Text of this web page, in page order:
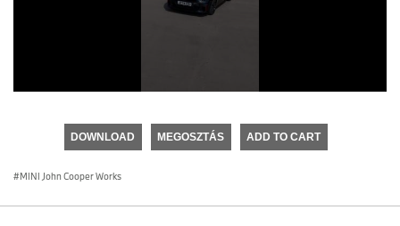
seconds
DOWNLOAD MEGOSZTÁS ADD TO CART
MINI John Cooper Works